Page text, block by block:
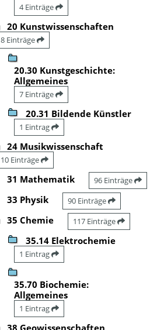
4 Einträge
20 Kunstwissenschaften
8 Einträge
20.30 Kunstgeschichte:
Allgemeines
7 Einträge
20.31 Bildende Künstler
1 Eintrag
24 Musikwissenschaft
10 Einträge
31 Mathematik 96 Einträge
33 Physik 90 Einträge
35 Chemie 117 Einträge
35.14 Elektrochemie
1 Eintrag
35.70 Biochemie:
Allgemeines
1 Eintrag
38 Geowissenschaften